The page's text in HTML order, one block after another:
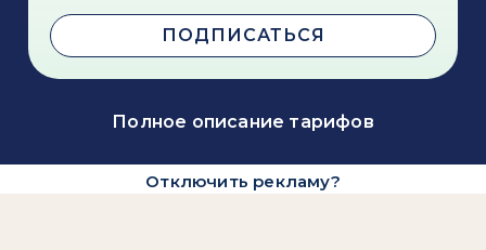
ПОДПИСАТЬСЯ
Полное описание тарифов
Отключить рекламу?